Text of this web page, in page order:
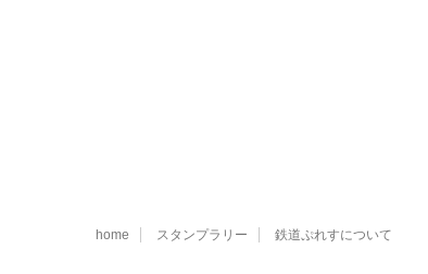
home スタンプラリー 鉄道ぷれすについて